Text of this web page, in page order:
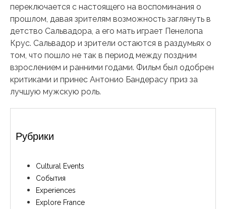
переключается с настоящего на воспоминания о
прошлом, давая зрителям возможность заглянуть в
детство Сальвадора, а его мать играет Пенелопа
Крус. Сальвадор и зрители остаются в раздумьях о
том, что пошло не так в период между поздним
взрослением и ранними годами. Фильм был одобрен
критиками и принес Антонио Бандерасу приз за
лучшую мужскую роль.
Рубрики
Cultural Events
События
Experiences
Explore France